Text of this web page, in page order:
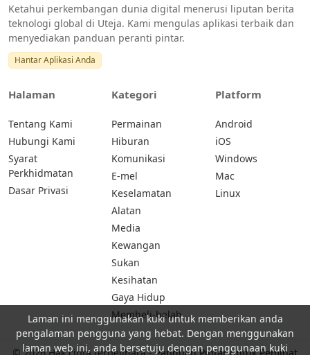
Ketahui perkembangan dunia digital menerusi liputan berita
teknologi global di Uteja. Kami mengulas aplikasi terbaik dan
menyediakan panduan peranti pintar.
Hantar Aplikasi Anda
Halaman
Tentang Kami
Hubungi Kami
Syarat
Perkhidmatan
Dasar Privasi
Kategori
Permainan
Hiburan
Komunikasi
E-mel
Keselamatan
Alatan
Media
Kewangan
Sukan
Kesihatan
Gaya Hidup
Membeli-belah
Platform
Android
iOS
Windows
Mac
Linux
© 2026 Hak cipta terpelihara -Panduan Pintar untuk Peminat
Laman ini menggunakan kuki untuk memberikan anda
pengalaman pengguna yang hebat. Dengan menggunakan
laman web ini, anda bersetuju dengan penggunaan kuki